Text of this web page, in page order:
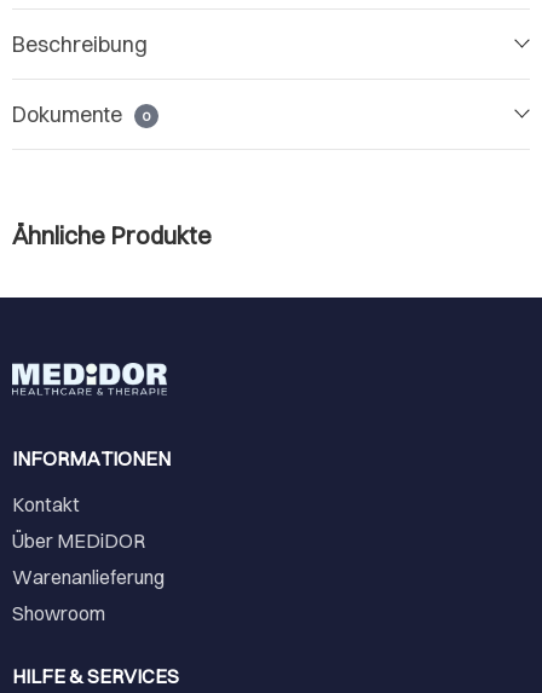
Beschreibung
Dokumente 0
Ähnliche Produkte
INFORMATIONEN
Kontakt
Über MEDiDOR
Warenanlieferung
Showroom
HILFE & SERVICES